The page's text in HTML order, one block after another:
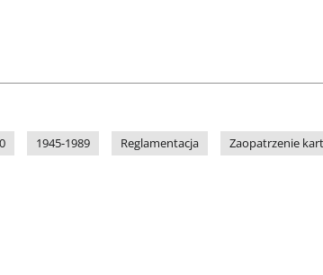
1945-1989 Reglamentacja Zaopatrzenie